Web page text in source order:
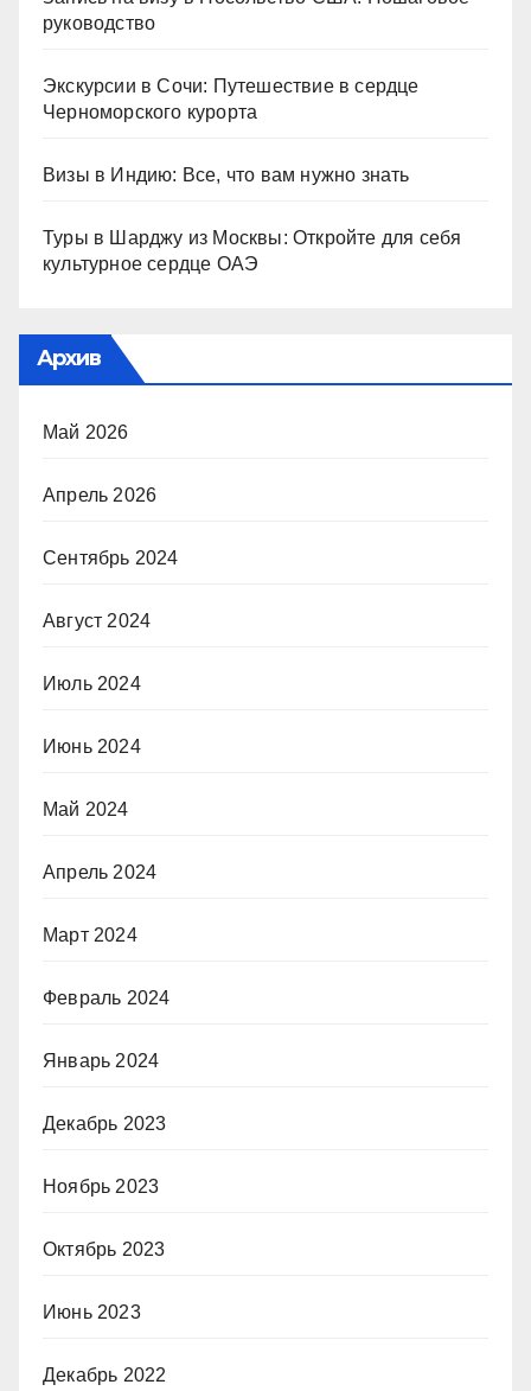
руководство
Экскурсии в Сочи: Путешествие в сердце
Черноморского курорта
Визы в Индию: Все, что вам нужно знать
Туры в Шарджу из Москвы: Откройте для себя
культурное сердце ОАЭ
Архив
Май 2026
Апрель 2026
Сентябрь 2024
Август 2024
Июль 2024
Июнь 2024
Май 2024
Апрель 2024
Март 2024
Февраль 2024
Январь 2024
Декабрь 2023
Ноябрь 2023
Октябрь 2023
Июнь 2023
Декабрь 2022